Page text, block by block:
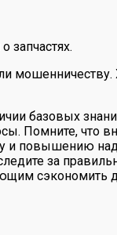
базовых
Помните, что
и повышению
за
сэкономить